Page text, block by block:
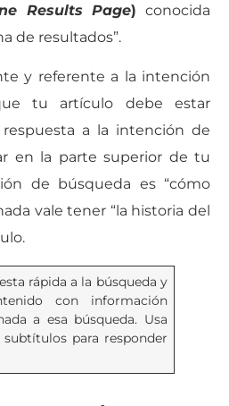
Results Page) conocida
de resultados”.
y referente a la intención
tu artículo debe estar
a la intención de
en la parte superior de tu
de búsqueda es “cómo
vale tener “la historia del
rápida a la búsqueda y
con información
a esa búsqueda. Usa
para responder